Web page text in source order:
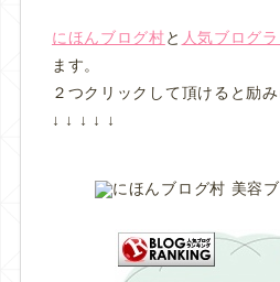
にほんブログ村と 人気ブログ
ます。
２つクリックして頂けると励
↓ ↓ ↓ ↓ ↓